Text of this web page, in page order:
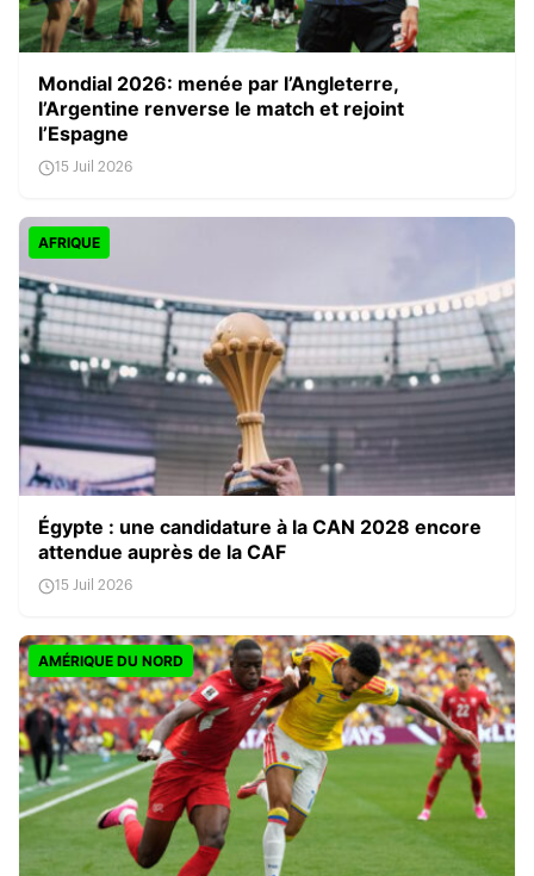
Mondial 2026: menée par l’Angleterre,
l’Argentine renverse le match et rejoint
l’Espagne
15 Juil 2026
AFRIQUE
Égypte : une candidature à la CAN 2028 encore
attendue auprès de la CAF
15 Juil 2026
AMÉRIQUE DU NORD